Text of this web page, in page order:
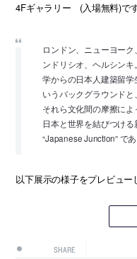
4Fギャラリー (入場無料)で
ロンドン、ニューヨー
ンドリシオ、ヘルシン
学からの日本人建築留学
いうバックグラウンドと
それら文化間の摩擦によ
日本と世界を結びつけ
“Japanese Junction” であ
以下展示の様子をプレビュー
SHARE